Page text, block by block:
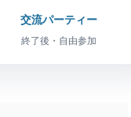
交流パーティー
終了後・自由参加